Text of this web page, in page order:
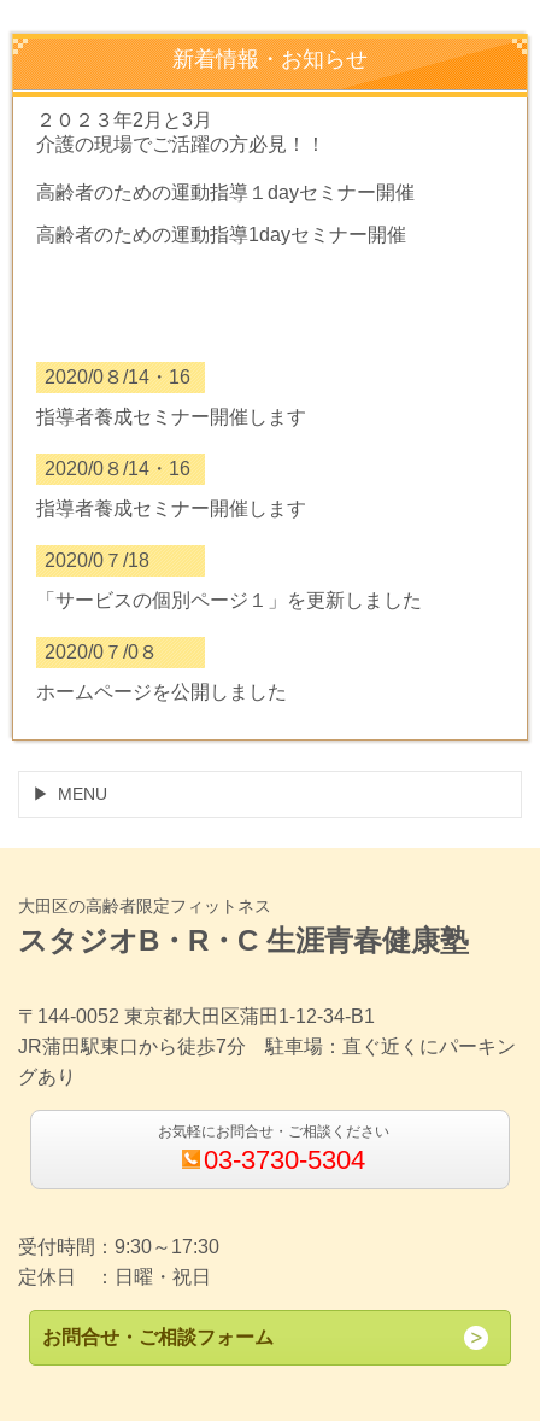
新着情報・お知らせ
２０２３年2月と3月
介護の現場でご活躍の方必見！！
高齢者のための運動指導１dayセミナー開催
高齢者のための運動指導1dayセミナー開催
2020/0８/14・16
指導者養成セミナー開催します
2020/0８/14・16
指導者養成セミナー開催します
2020/0７/18
「サービスの個別ページ１」を更新しました
2020/0７/0８
ホームページを公開しました
MENU
大田区の高齢者限定フィットネス
スタジオB・R・C 生涯青春健康塾
〒144-0052 東京都大田区蒲田1-12-34-B1
JR蒲田駅東口から徒歩7分 駐車場：直ぐ近くにパーキン
グあり
お気軽にお問合せ・ご相談ください
03-3730-5304
受付時間：9:30～17:30
定休日 ：日曜・祝日
お問合せ・ご相談フォーム